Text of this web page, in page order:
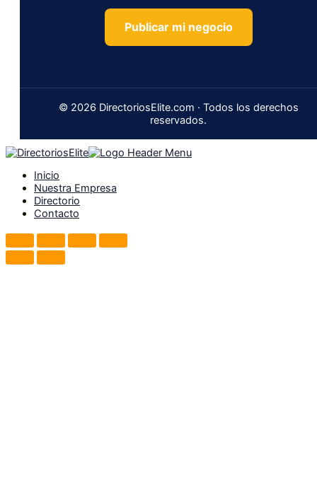
Publicar mi negocio
© 2026 DirectoriosElite.com · Todos los derechos
reservados.
Inicio
Nuestra Empresa
Directorio
Contacto